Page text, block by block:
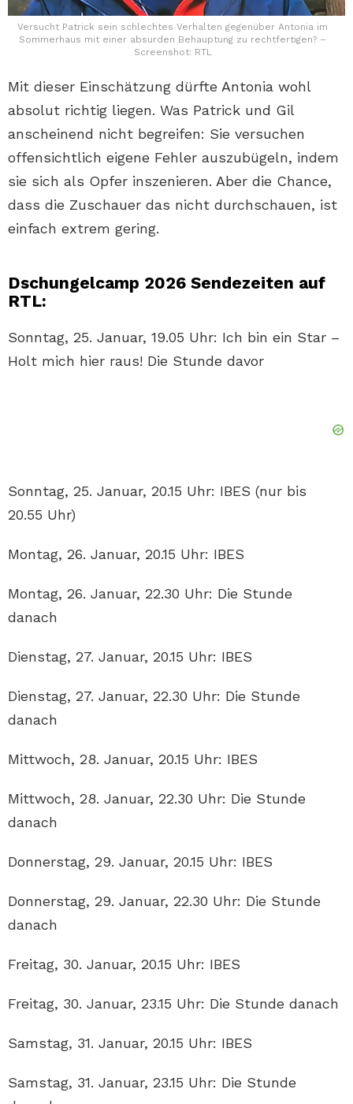
Versucht Patrick sein schlechtes Verhalten gegenüber Antonia im
Sommerhaus mit einer absurden Behauptung zu rechtfertigen? –
Screenshot: RTL
Mit dieser Einschätzung dürfte Antonia wohl
absolut richtig liegen. Was Patrick und Gil
anscheinend nicht begreifen: Sie versuchen
offensichtlich eigene Fehler auszubügeln, indem
sie sich als Opfer inszenieren. Aber die Chance,
dass die Zuschauer das nicht durchschauen, ist
einfach extrem gering.
Dschungelcamp 2026 Sendezeiten auf
RTL:
Sonntag, 25. Januar, 19.05 Uhr: Ich bin ein Star –
Holt mich hier raus! Die Stunde davor
Sonntag, 25. Januar, 20.15 Uhr: IBES (nur bis
20.55 Uhr)
Montag, 26. Januar, 20.15 Uhr: IBES
Montag, 26. Januar, 22.30 Uhr: Die Stunde
danach
Dienstag, 27. Januar, 20.15 Uhr: IBES
Dienstag, 27. Januar, 22.30 Uhr: Die Stunde
danach
Mittwoch, 28. Januar, 20.15 Uhr: IBES
Mittwoch, 28. Januar, 22.30 Uhr: Die Stunde
danach
Donnerstag, 29. Januar, 20.15 Uhr: IBES
Donnerstag, 29. Januar, 22.30 Uhr: Die Stunde
danach
Freitag, 30. Januar, 20.15 Uhr: IBES
Freitag, 30. Januar, 23.15 Uhr: Die Stunde danach
Samstag, 31. Januar, 20.15 Uhr: IBES
Samstag, 31. Januar, 23.15 Uhr: Die Stunde